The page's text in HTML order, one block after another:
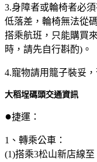
3.身障者或輪椅者必
低落差，輪椅無法從
搭乘航班，只能購買
時，請先自行斟酌)。
4.寵物請用籠子裝妥
大稻埕碼頭交通資訊
●捷運：
1、轉乘公車：
(1)搭乘3松山新店線